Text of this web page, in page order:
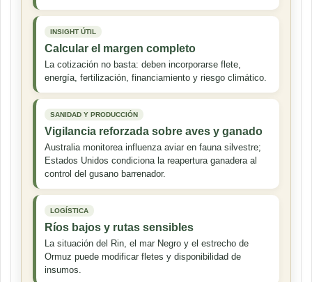
INSIGHT ÚTIL
Calcular el margen completo
La cotización no basta: deben incorporarse flete,
energía, fertilización, financiamiento y riesgo climático.
SANIDAD Y PRODUCCIÓN
Vigilancia reforzada sobre aves y ganado
Australia monitorea influenza aviar en fauna silvestre;
Estados Unidos condiciona la reapertura ganadera al
control del gusano barrenador.
LOGÍSTICA
Ríos bajos y rutas sensibles
La situación del Rin, el mar Negro y el estrecho de
Ormuz puede modificar fletes y disponibilidad de
insumos.